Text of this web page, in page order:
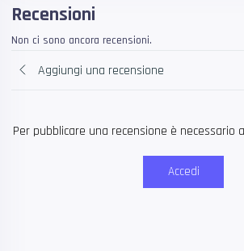
Recensioni
Non ci sono ancora recensioni.
Aggiungi una recensione
Per pubblicare una recensione è
Accedi